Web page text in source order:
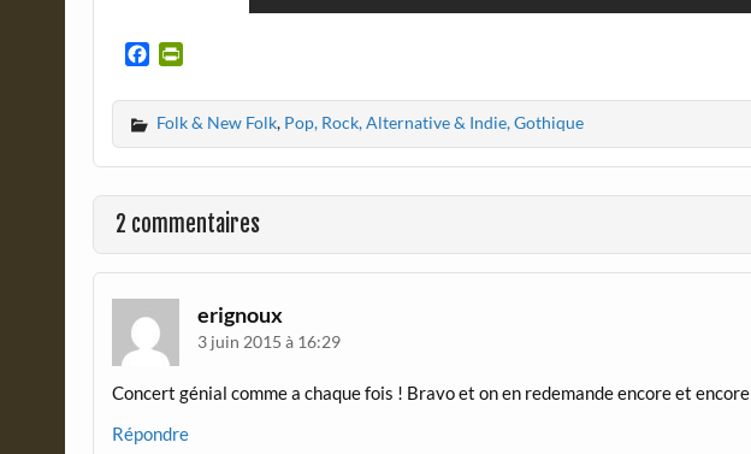
c
e
b
o
o
k
i
n
t
F
r
i
n
Folk & New Folk, Pop, Rock, Alternative & Indie, Gothique
2 commentaires
erignoux
3 juin 2015 à 16:29
Concert génial comme a chaque fois ! Bravo et on en redemande encore et encore
Répondre